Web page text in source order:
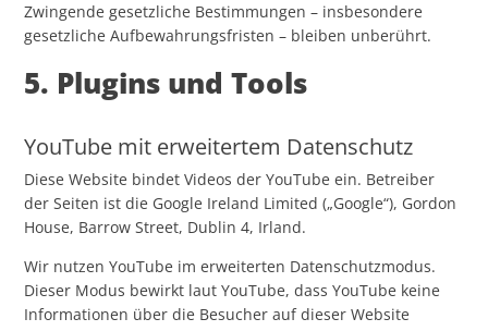
Zwingende gesetzliche Bestimmungen – insbesondere
gesetzliche Aufbewahrungsfristen – bleiben unberührt.
5. Plugins und Tools
YouTube mit erweitertem Datenschutz
Diese Website bindet Videos der YouTube ein. Betreiber
der Seiten ist die Google Ireland Limited („Google“), Gordon
House, Barrow Street, Dublin 4, Irland.
Wir nutzen YouTube im erweiterten Datenschutzmodus.
Dieser Modus bewirkt laut YouTube, dass YouTube keine
Informationen über die Besucher auf dieser Website